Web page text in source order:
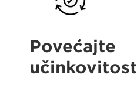
Povećajte
učinkovitost